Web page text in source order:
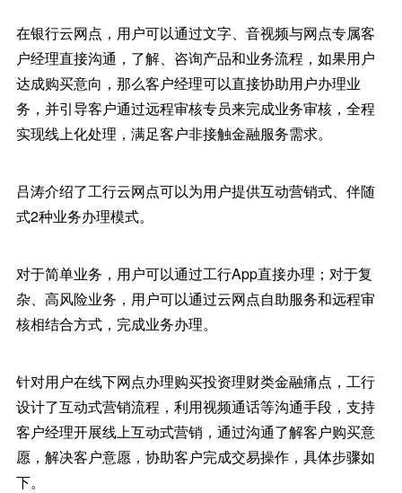
在银行云网点，用户可以通过文字、音视频与网点专属客
户经理直接沟通，了解、咨询产品和业务流程，如果用户
达成购买意向，那么客户经理可以直接协助用户办理业
务，并引导客户通过远程审核专员来完成业务审核，全程
实现线上化处理，满足客户非接触金融服务需求。
吕涛介绍了工行云网点可以为用户提供互动营销式、伴随
式2种业务办理模式。
对于简单业务，用户可以通过工行App直接办理；对于复
杂、高风险业务，用户可以通过云网点自助服务和远程审
核相结合方式，完成业务办理。
针对用户在线下网点办理购买投资理财类金融痛点，工行
设计了互动式营销流程，利用视频通话等沟通手段，支持
客户经理开展线上互动式营销，通过沟通了解客户购买意
愿，解决客户意愿，协助客户完成交易操作，具体步骤如
下。